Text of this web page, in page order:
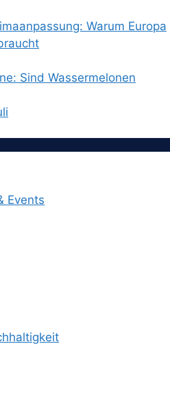
Warum Europa
Sind Wassermelonen
Events